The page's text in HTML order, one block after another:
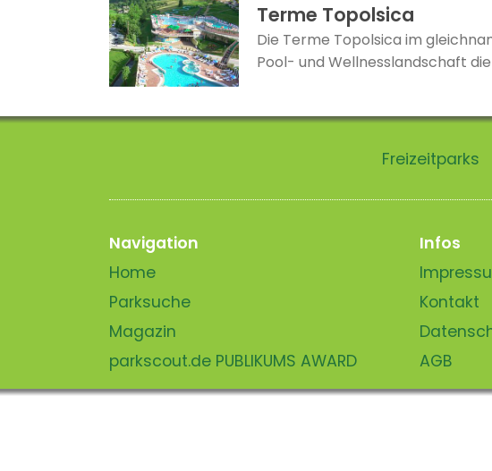
Terme Topolsica
Die Terme Topolsica im
Pool- und Wellnesslandschaft
Freizeitparks
Navigation
Home
Parksuche
Magazin
parkscout.de PUBLIKUMS AWARD
Infos
Kontakt
AGB